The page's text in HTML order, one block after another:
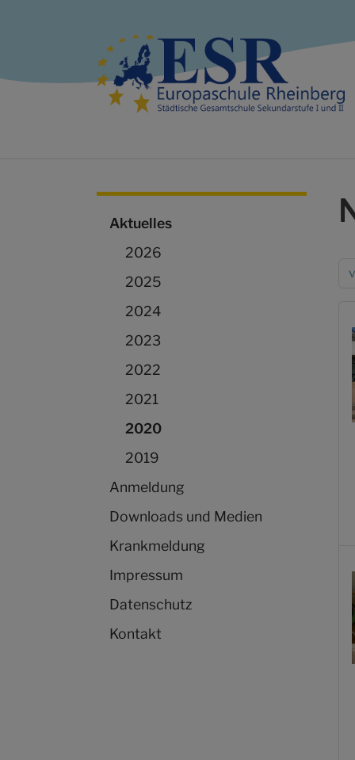
Aktuelles
2026
2025
2024
2023
2022
2021
2020(current)
2019
Anmeldung
Downloads und Medien
Krankmeldung
Impressum
Datenschutz
Kontakt